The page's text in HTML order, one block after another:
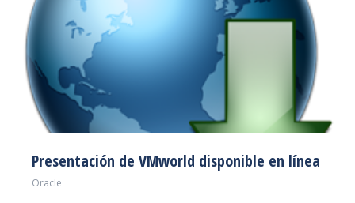
Presentación de VMworld disponible en línea
Oracle